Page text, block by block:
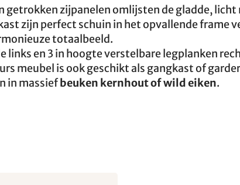
zijpanelen omlijsten de gladde, licht
zijn perfect schuin in het opvallende frame
totaalbeeld.
links en 3 in hoogte verstelbare legplanken
meubel is ook geschikt als gangkast of
in massiefbeuken kernhout of wild eiken.